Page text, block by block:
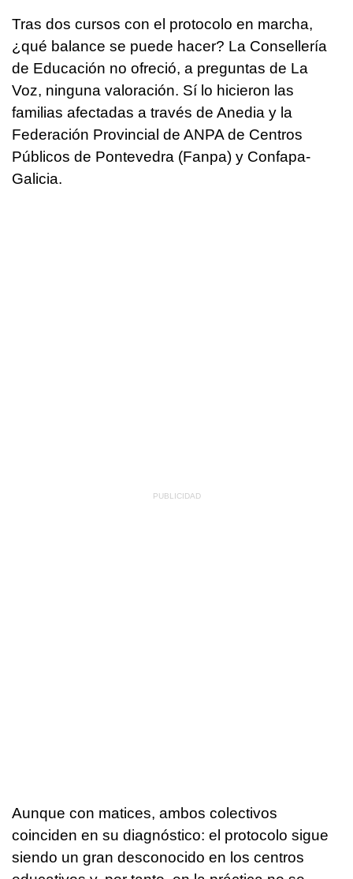
Tras dos cursos con el protocolo en marcha,
¿qué balance se puede hacer? La Consellería
de Educación no ofreció, a preguntas de La
Voz, ninguna valoración. Sí lo hicieron las
familias afectadas a través de Anedia y la
Federación Provincial de ANPA de Centros
Públicos de Pontevedra (Fanpa) y Confapa-
Galicia.
Aunque con matices, ambos colectivos
coinciden en su diagnóstico: el protocolo sigue
siendo un gran desconocido en los centros